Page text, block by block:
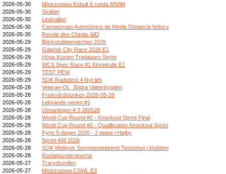
2026-05-30
Mistrzostwa Kobułt 6 runda MWiM
2026-05-30
Skällan
2026-05-30
Lindvallen
2026-05-30
Campeonato Autonómico de Media Distancia fedocv
2026-05-30
Revole des Chirats MD
2026-05-29
Björkstubbematchen 2026
2026-05-29
Gdańsk City Race 2026 E1
2026-05-29
Höga Kusten Tredagars Sprint
2026-05-29
WCS Spec Race #1 Kinnekulle E1
2026-05-29
TEST PEW
2026-05-29
SOK Radiotest 4 Nyt løb
2026-05-28
Veteran-OL, Södra Vätterbygden
2026-05-28
Friskvårdslunken 2026-05-28
2026-05-28
Leksands serien #1
2026-05-28
Utmaningen # 3 260528
2026-05-28
World Cup Round #2 - Knockout Sprint Final
2026-05-28
World Cup Round #2 - Qualification Knockout Sprint
2026-05-28
Fyns 5-dages 2026 - 2 etape i Højby
2026-05-28
Sprint-KM 2026
2026-05-28
SOK Midtjysk Sommerweekend Testsetup i klubben
2026-05-28
Roslagsveteranerna
2026-05-27
Trarydsgrillen
2026-05-27
Mistrzostwa CSWL E3